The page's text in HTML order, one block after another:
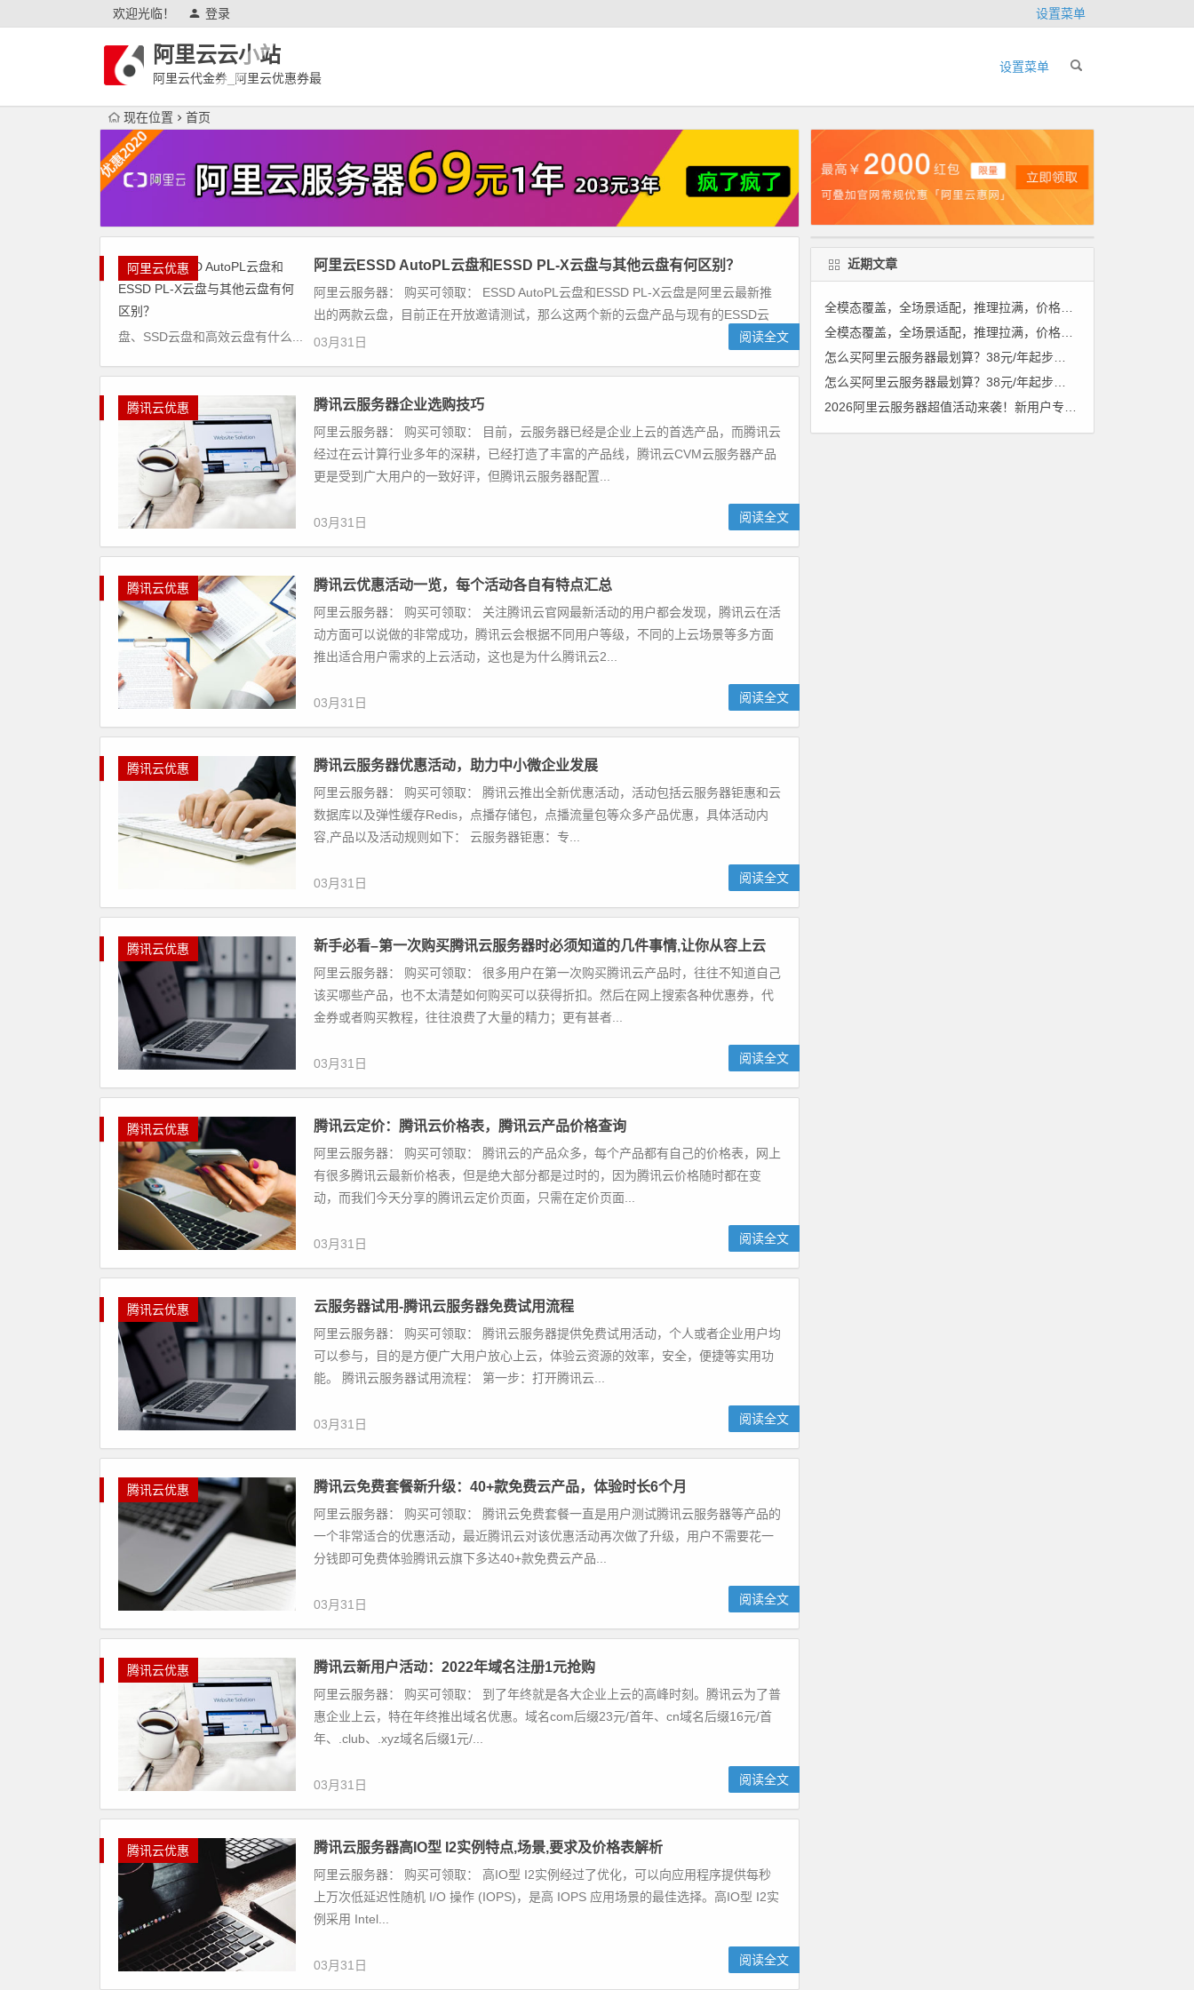
欢迎光临！ 登录 设置菜单
阿里云云小站
阿里云代金券_阿里云优惠券最
设置菜单
现在位置 首页
阿里云优惠 阿里云ESSD AutoPL云盘和ESSD PL-X云盘与其他云盘有何区别？
阿里云服务器： 购买可领取： ESSD AutoPL云盘和ESSD PL-X云盘是阿里云最新推
出的两款云盘，目前正在开放邀请测试，那么这两个新的云盘产品与现有的ESSD云
盘、SSD云盘和高效云盘有什么...
03月31日 阅读全文
腾讯云优惠 腾讯云服务器企业选购技巧
阿里云服务器： 购买可领取： 目前，云服务器已经是企业上云的首选产品，而腾讯云
经过在云计算行业多年的深耕，已经打造了丰富的产品线，腾讯云CVM云服务器产品
更是受到广大用户的一致好评，但腾讯云服务器配置...
03月31日 阅读全文
腾讯云优惠 腾讯云优惠活动一览，每个活动各自有特点汇总
阿里云服务器： 购买可领取： 关注腾讯云官网最新活动的用户都会发现，腾讯云在活
动方面可以说做的非常成功，腾讯云会根据不同用户等级，不同的上云场景等多方面
推出适合用户需求的上云活动，这也是为什么腾讯云2...
03月31日 阅读全文
腾讯云优惠 腾讯云服务器优惠活动，助力中小微企业发展
阿里云服务器： 购买可领取： 腾讯云推出全新优惠活动，活动包括云服务器钜惠和云
数据库以及弹性缓存Redis，点播存储包，点播流量包等众多产品优惠，具体活动内
容,产品以及活动规则如下： 云服务器钜惠：专...
03月31日 阅读全文
腾讯云优惠 新手必看–第一次购买腾讯云服务器时必须知道的几件事情,让你从容上云
阿里云服务器： 购买可领取： 很多用户在第一次购买腾讯云产品时，往往不知道自己
该买哪些产品，也不太清楚如何购买可以获得折扣。然后在网上搜索各种优惠券，代
金券或者购买教程，往往浪费了大量的精力；更有甚者...
03月31日 阅读全文
腾讯云优惠 腾讯云定价：腾讯云价格表，腾讯云产品价格查询
阿里云服务器： 购买可领取： 腾讯云的产品众多，每个产品都有自己的价格表，网上
有很多腾讯云最新价格表，但是绝大部分都是过时的，因为腾讯云价格随时都在变
动，而我们今天分享的腾讯云定价页面，只需在定价页面...
03月31日 阅读全文
腾讯云优惠 云服务器试用-腾讯云服务器免费试用流程
阿里云服务器： 购买可领取： 腾讯云服务器提供免费试用活动，个人或者企业用户均
可以参与，目的是方便广大用户放心上云，体验云资源的效率，安全，便捷等实用功
能。 腾讯云服务器试用流程： 第一步：打开腾讯云...
03月31日 阅读全文
腾讯云优惠 腾讯云免费套餐新升级：40+款免费云产品，体验时长6个月
阿里云服务器： 购买可领取： 腾讯云免费套餐一直是用户测试腾讯云服务器等产品的
一个非常适合的优惠活动，最近腾讯云对该优惠活动再次做了升级，用户不需要花一
分钱即可免费体验腾讯云旗下多达40+款免费云产品...
03月31日 阅读全文
腾讯云优惠 腾讯云新用户活动：2022年域名注册1元抢购
阿里云服务器： 购买可领取： 到了年终就是各大企业上云的高峰时刻。腾讯云为了普
惠企业上云，特在年终推出域名优惠。域名com后缀23元/首年、cn域名后缀16元/首
年、.club、.xyz域名后缀1元/...
03月31日 阅读全文
腾讯云优惠 腾讯云服务器高IO型 I2实例特点,场景,要求及价格表解析
阿里云服务器： 购买可领取： 高IO型 I2实例经过了优化，可以向应用程序提供每秒
上万次低延迟性随机 I/O 操作 (IOPS)，是高 IOPS 应用场景的最佳选择。高IO型 I2实
例采用 Intel...
03月31日 阅读全文
近期文章
全模态覆盖，全场景适配，推理拉满，价格友好——阿里云千问大模型，企业AI落地，选它就对了。领代金券
全模态覆盖，全场景适配，推理拉满，价格友好——阿里云千问大模型，企业AI落地，选它就对了。
怎么买阿里云服务器最划算？38元/年起步，续费也只要99元，这份省钱攻略请收好 领代金券
怎么买阿里云服务器最划算？38元/年起步，续费也只要99元，这份省钱攻略请收好
2026阿里云服务器超值活动来袭！新用户专享2核2G+200M带宽配置，低至38元/年！领代金券